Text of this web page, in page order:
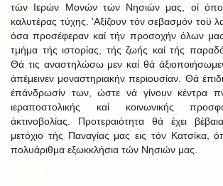
τών Ιερών Μονών τών Νησιών μας, οί
καλυτέρας τύχης. 'Αξίζουν τόν σεβασμόν τοϋ
όσα προσέφεραν καί τήν προσοχήν όλων μας
τμήμα τής ιστορίας, τής ζωής καί τής
Θά τις αναστηλώσω μεν καί θά
άπέμεινεν μοναστηριακήν περιουσίαν. Θά
έπάνδρωσίν των, ώστε νά γίνουν κέντρα
ιεραποστολικής καί κοινωνικής
άκτινοβολίας. Προτεραιότητα θά έχει
μετόχιο τής Παναγίας μας εις τόν Κατσίκα,
πολυάριθμα εξωκκλήσια τών Νησιών μας.